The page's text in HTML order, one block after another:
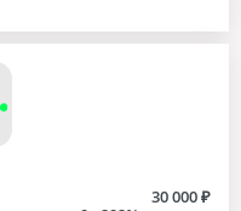
30 000 ₽